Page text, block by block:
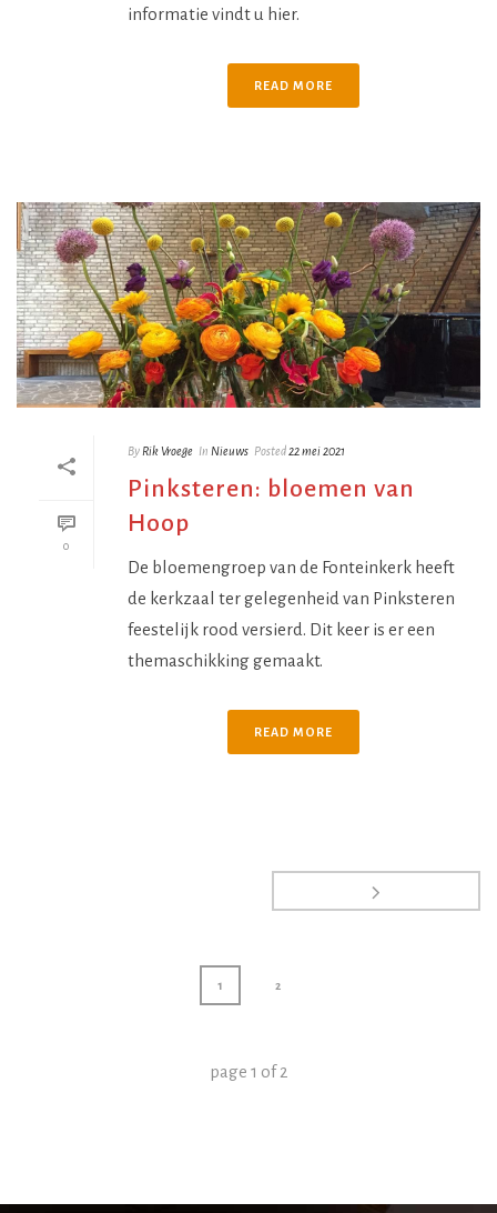
informatie vindt u hier.
READ MORE
0
By Rik Vroege In Nieuws Posted22 mei 2021
Pinksteren: bloemen van
Hoop
De bloemengroep van de Fonteinkerk heeft
de kerkzaal ter gelegenheid van Pinksteren
feestelijk rood versierd. Dit keer is er een
themaschikking gemaakt.
READ MORE
1 2
page 1 of2